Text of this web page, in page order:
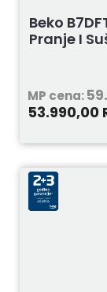
Beko
Pranje I
MP cena:
53.990,00